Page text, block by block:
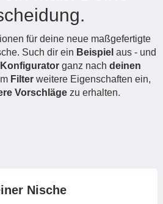
Badezimmerschrank
Doppelbett
Polstermöbel
Ecksofa
Sessel
Outdoorküche
der
Selection
für deine neue maßgefertigte
Such dir ein Beispiel aus - und
Konfigurator ganz nach deinen
Filter weitere Eigenschaften ein,
Vorschlägezu erhalten.
frei konfigurierbar
Nische
-Regale